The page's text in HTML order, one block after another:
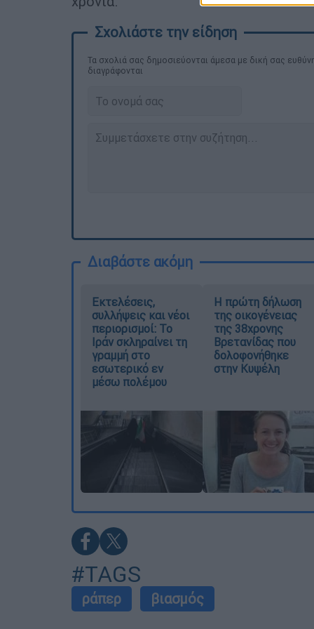
Τα σχολιά σας δημοσιεύονται άμεσα με δική σας
διαγράφονται
Διαβάστε ακόμη
Εκτελέσεις,
συλλήψεις και νέοι
περιορισμοί: Το
Ιράν σκληραίνει τη
γραμμή στο
εσωτερικό εν
μέσω πολέμου
Η πρώτη δήλωση
της οικογένειας
της 38χρονης
Βρετανίδας που
δολοφονήθηκε
στην Κυψέλη
#TAGS
ράπερ βιασμός